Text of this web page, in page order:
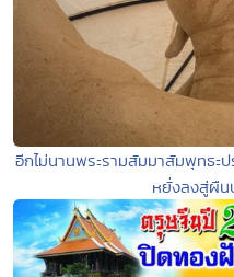
อีกไม่นานพระรามสัมมาสัมพุทธะ
หยั่งลงสู่ผื